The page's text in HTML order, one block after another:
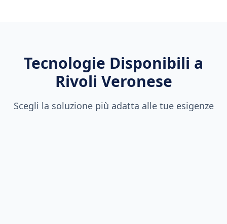
Tecnologie Disponibili a
Rivoli Veronese
Scegli la soluzione più adatta alle tue esigenze